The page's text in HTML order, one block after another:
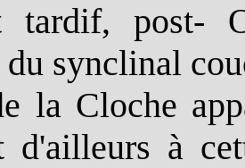
tardif, post-
synclinal
la Cloche
d'ailleurs à